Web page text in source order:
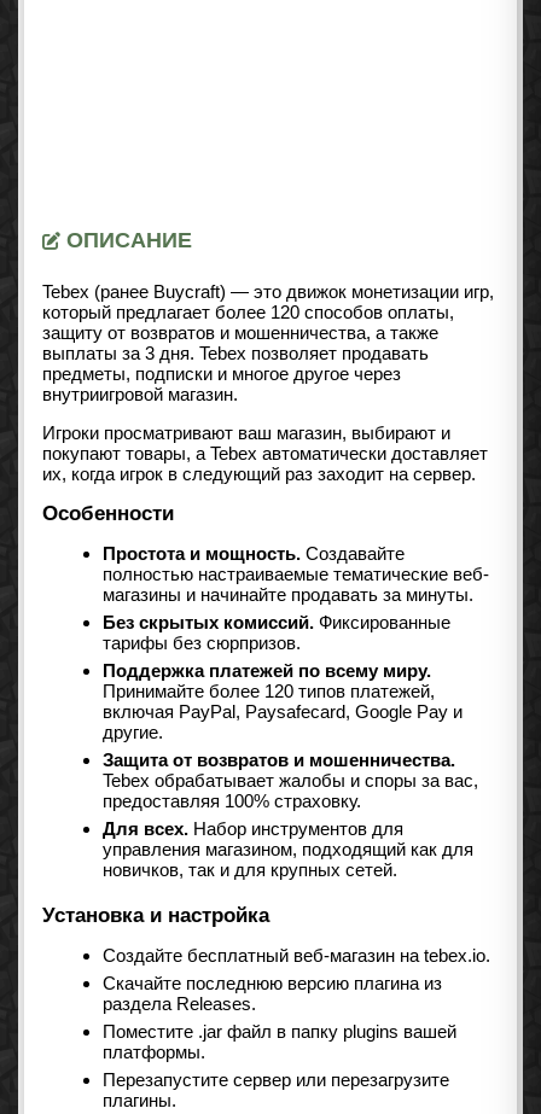
ОПИСАНИЕ
Tebex (ранее Buycraft) — это движок монетизации игр,
который предлагает более 120 способов оплаты,
защиту от возвратов и мошенничества, а также
выплаты за 3 дня. Tebex позволяет продавать
предметы, подписки и многое другое через
внутриигровой магазин.
Игроки просматривают ваш магазин, выбирают и
покупают товары, а Tebex автоматически доставляет
их, когда игрок в следующий раз заходит на сервер.
Особенности
Простота и мощность. Создавайте
полностью настраиваемые тематические веб-
магазины и начинайте продавать за минуты.
Без скрытых комиссий. Фиксированные
тарифы без сюрпризов.
Поддержка платежей по всему миру.
Принимайте более 120 типов платежей,
включая PayPal, Paysafecard, Google Pay и
другие.
Защита от возвратов и мошенничества.
Tebex обрабатывает жалобы и споры за вас,
предоставляя 100% страховку.
Для всех. Набор инструментов для
управления магазином, подходящий как для
новичков, так и для крупных сетей.
Установка и настройка
Создайте бесплатный веб-магазин на tebex.io.
Скачайте последнюю версию плагина из
раздела Releases.
Поместите .jar файл в папку plugins вашей
платформы.
Перезапустите сервер или перезагрузите
плагины.